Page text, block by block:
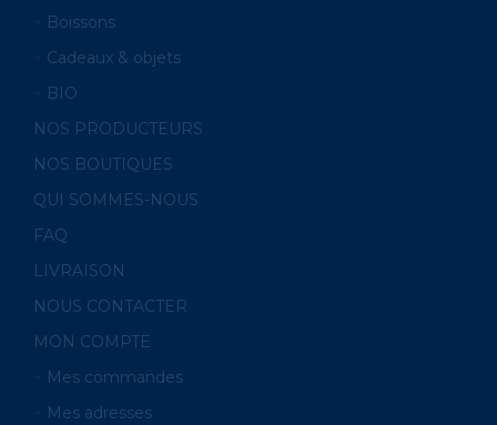
Boissons
Cadeaux & objets
BIO
NOS PRODUCTEURS
NOS BOUTIQUES
QUI SOMMES-NOUS
FAQ
LIVRAISON
NOUS CONTACTER
MON COMPTE
Mes commandes
Mes adresses